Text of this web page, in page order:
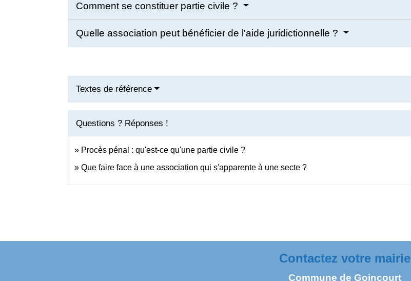
Comment se constituer partie civile ?
Quelle association peut bénéficier de l'aide juridictionnelle ?
Textes de référence
Questions ? Réponses !
Procès pénal : qu'est-ce qu'une partie civile ?
Que faire face à une association qui s'apparente à une secte ?
Contactez votre mairie
Commune de Goincourt